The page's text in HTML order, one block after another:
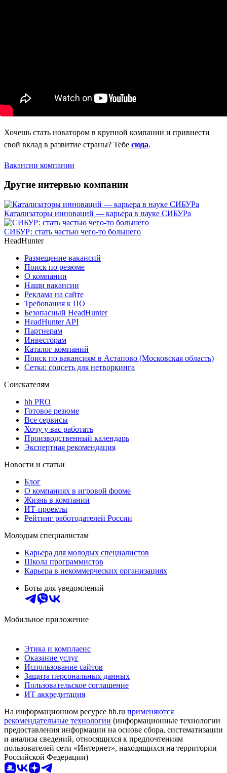
Хочешь стать новатором в крупной компании и привнести
свой вклад в развитие страны? Тебе сюда.
Вакансии компании
Другие интервью компании
Катализаторы инноваций — карьера в науке СИБУРа
СИБУР: стать частью чего-то большего
HeadHunter
Размещение вакансий
Поиск по резюме
О компании
Наши вакансии
Реклама на сайте
Требования к ПО
Безопасный HeadHunter
HeadHunter API
Партнерам
Инвесторам
Каталог компаний
Поиск по вакансиям в Астапово (Московская область)
Сетка: соцсеть для нетворкинга
Соискателям
hh PRO
Готовое резюме
Все сервисы
Хочу у вас работать
Производственный календарь
Экспертная рекомендация
Новости и статьи
Блог
О компаниях в игровой форме
Жизнь в компании
ИТ-проекты
Рейтинг работодателей России
Молодым специалистам
Карьера для молодых специалистов
Школа программистов
Карьера в некоммерческих организациях
Боты для уведомлений
Мобильное приложение
Этика и комплаенс
Оказание услуг
Использование сайтов
Защита персональных данных
Пользовательское соглашение
ИТ аккредитация
На информационном ресурсе hh.ru применяются
рекомендательные технологии (информационные технологии
предоставления информации на основе сбора, систематизации
и анализа сведений, относящихся к предпочтениям
пользователей сети «Интернет», находящихся на территории
Российской Федерации)